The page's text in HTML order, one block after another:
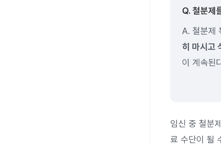
Q. 철분제
A. 철분제
히 마시고
이 계속된
임신 중 철분
료 수단이 될